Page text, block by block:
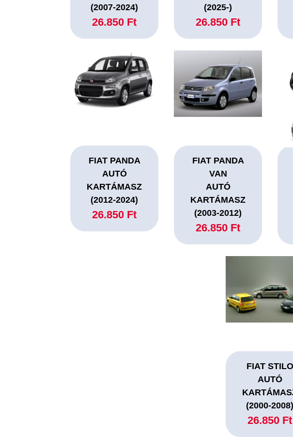
(2007-2024)
26.850 Ft
(2025-)
26.850 Ft
FIAT PANDA
AUTÓ
KARTÁMASZ
(2012-2024)
26.850 Ft
FIAT PANDA
VAN
AUTÓ
KARTÁMASZ
(2003-2012)
26.850 Ft
FIAT STILO
AUTÓ
(2000-2008)
26.850 Ft